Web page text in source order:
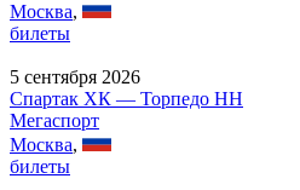
Москва,
билеты
5 сентября 2026
Спартак ХК — Торпедо НН
Мегаспорт
Москва,
билеты